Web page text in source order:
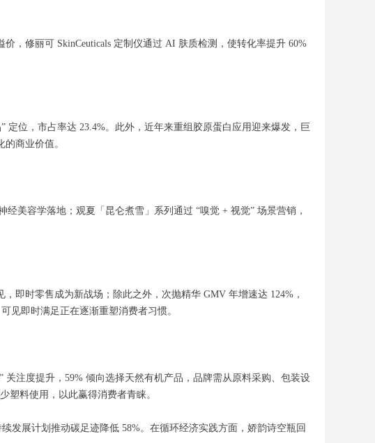
，修丽可 SkinCeuticals 定制仪通过 AI 肤质检测，使转化率提升 60%
定位，市占率达 23.4%。此外，近年来重组胶原蛋白应用迎来爆发，巨
商业价值。
美容学落地；观夏「昆仑煮雪」系列通过 “嗅觉 + 视觉” 场景营销，
即时零售成为新战场；除此之外，次抛精华 GMV 年增速达 124%，
见即时满足正在逐渐重塑消费者习惯。
注度提升，59% 倾向选择天然有机产品，品牌需从原料采购、包装设
塑料使用，以此赢得消费者青睐。
续发展计划推动碳足迹降低 58%。在循环经济实践方面，娇韵诗空瓶回